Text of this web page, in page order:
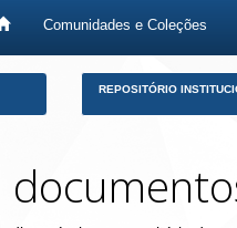
Comunidades e Coleções
REPOSITÓRIO